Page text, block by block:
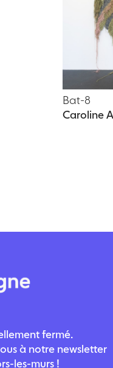
Bat-8
Caroline
fermé.
à notre newsletter
les-murs !